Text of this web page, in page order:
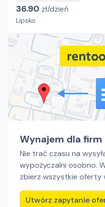
36.90 zł/dzień
Lipsko
Wynajem dla firm
Nie trać czasu na
wypożyczalni osobno.
zbierz wszystkie oferty
Utwórz zapytanie